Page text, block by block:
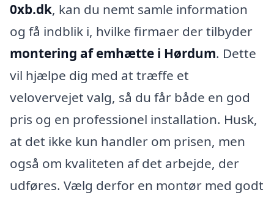
0xb.dk, kan du nemt samle information
og få indblik i, hvilke firmaer der tilbyder
montering af emhætte i Hørdum. Dette
vil hjælpe dig med at træffe et
velovervejet valg, så du får både en god
pris og en professionel installation. Husk,
at det ikke kun handler om prisen, men
også om kvaliteten af det arbejde, der
udføres. Vælg derfor en montør med godt